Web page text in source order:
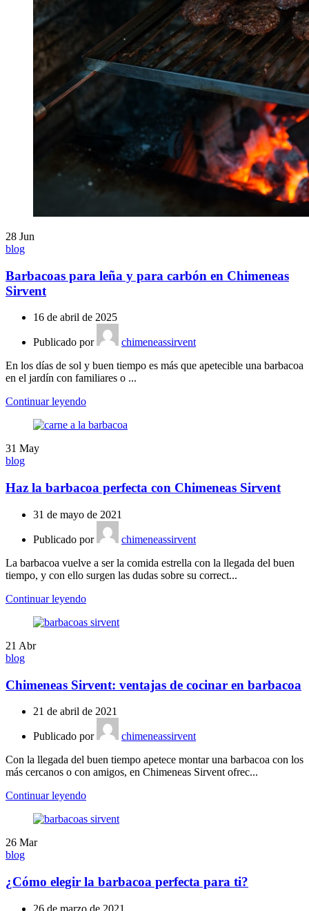
28 Jun
blog
Barbacoas para leña y para carbón en Chimeneas
Sirvent
16 de abril de 2025
Publicado por
chimeneassirvent
En los días de sol y buen tiempo es más que apetecible una barbacoa
en el jardín con familiares o ...
Continuar leyendo
31 May
blog
Haz la barbacoa perfecta con Chimeneas Sirvent
31 de mayo de 2021
Publicado por
chimeneassirvent
La barbacoa vuelve a ser la comida estrella con la llegada del buen
tiempo, y con ello surgen las dudas sobre su correct...
Continuar leyendo
21 Abr
blog
Chimeneas Sirvent: ventajas de cocinar en barbacoa
21 de abril de 2021
Publicado por
chimeneassirvent
Con la llegada del buen tiempo apetece montar una barbacoa con los
más cercanos o con amigos, en Chimeneas Sirvent ofrec...
Continuar leyendo
26 Mar
blog
¿Cómo elegir la barbacoa perfecta para ti?
26 de marzo de 2021